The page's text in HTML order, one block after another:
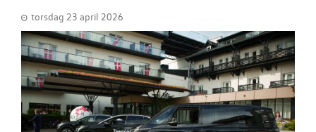
VÆRKSTED
SKADECENTER
TILBEHØR
torsdag 23 april 2026